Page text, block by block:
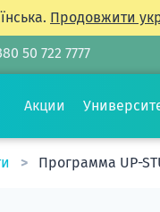
Продовжити
50 722 7777
Акции
Программа UP-